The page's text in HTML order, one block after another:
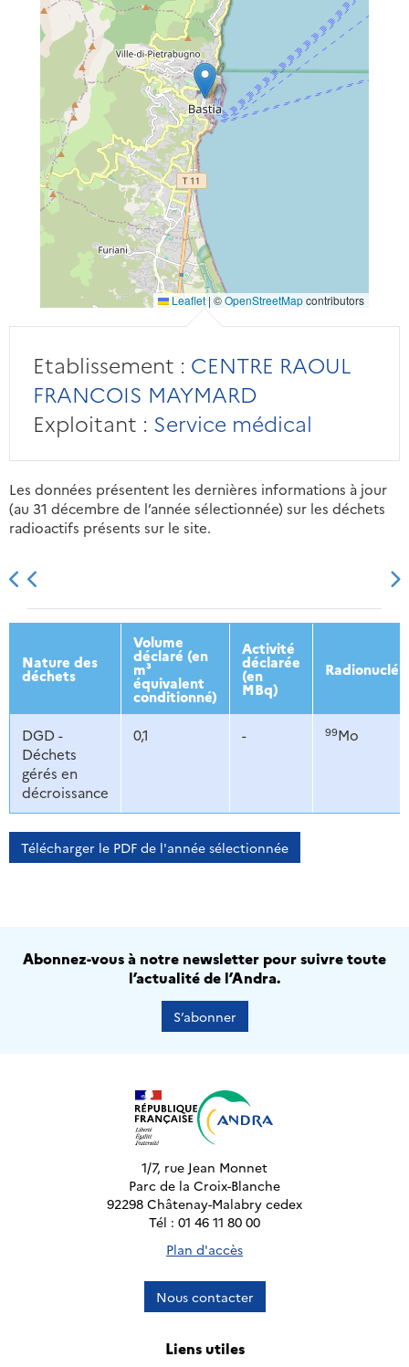
Leaflet|©OpenStreetMapcontributors
Etablissement : CENTRE RAOUL
FRANCOIS MAYMARD
Exploitant : Service médical
Les données présentent les dernières informations à jour
(au 31 décembre de l’année sélectionnée) sur les déchets
radioactifs présents sur le site.
2013 2014 2015 2016
Nature des
déchets
Volume
déclaré (en
m³
équivalent
conditionné)
Activité
déclarée
(en
MBq)
DGD -
Déchets
gérés en
décroissance
0,1 - 99Mo
Télécharger le PDF de l'année sélectionnée
Abonnez-vous à notre newsletter pour suivre toute
l’actualité de l’Andra.
S’abonner
1/7, rue Jean Monnet
Parc de la Croix-Blanche
92298 Châtenay-Malabry cedex
Tél : 01 46 11 80 00
Plan d'accès
Nous contacter
Liens utiles